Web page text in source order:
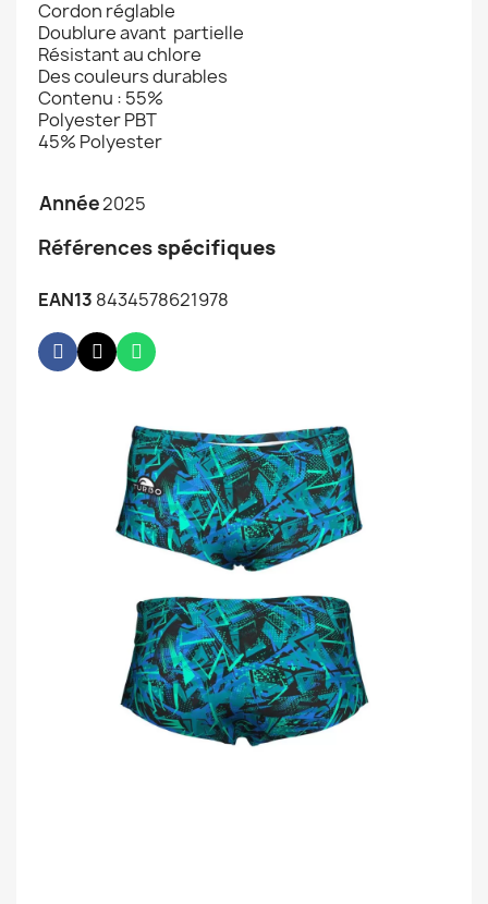
Cordon réglable
Doublure avant partielle
Résistant au chlore
Des couleurs durables
Contenu : 55%
Polyester PBT
45% Polyester
Année2025
Références spécifiques
EAN13 8434578621978